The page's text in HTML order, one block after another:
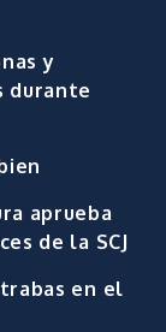
y
durante
aprueba
de la SCJ
en el